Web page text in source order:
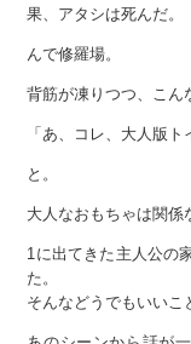
果、アタシは死んだ。
んで修羅場。
背筋が凍りつつ、こん
「あ、コレ、大人版ト
と。
大人なおもちゃは関係
1に出てきた主人公の
た。
そんなどうでもいいこ